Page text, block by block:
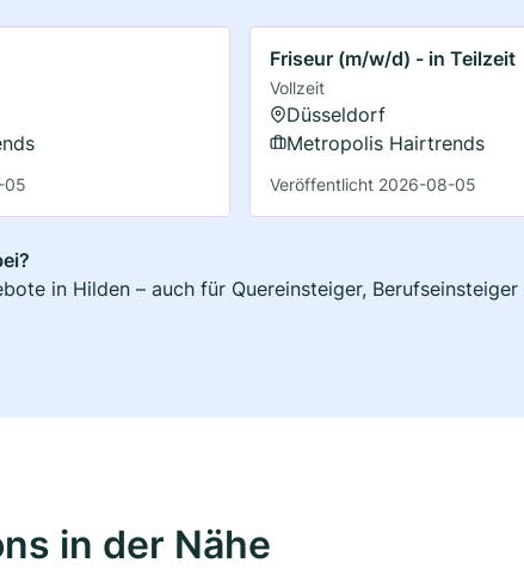
05
Friseur (m/w/d) - in Teilzeit
Vollzeit
Düsseldorf
Metropolis Hairtrends
Veröffentlicht 2026-08-05
in Hilden – auch für Quereinsteiger,
in der Nähe